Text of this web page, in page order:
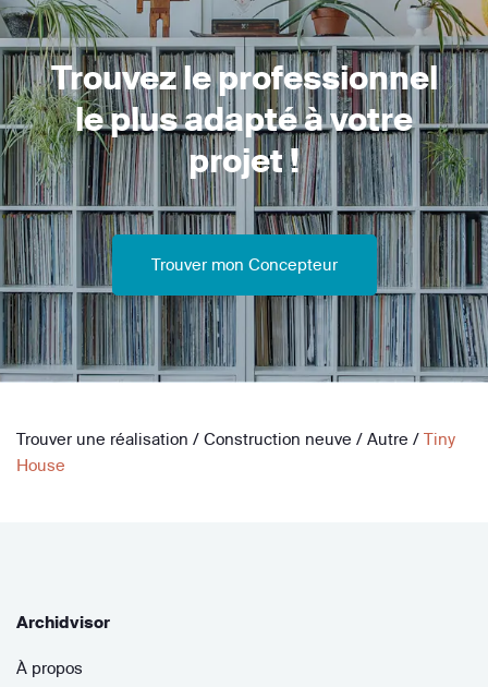
Trouvez le professionnel
le plus adapté à votre
projet !
Trouver mon Concepteur
Trouver une réalisation / Construction neuve / Autre / Tiny
House
Archidvisor
À propos